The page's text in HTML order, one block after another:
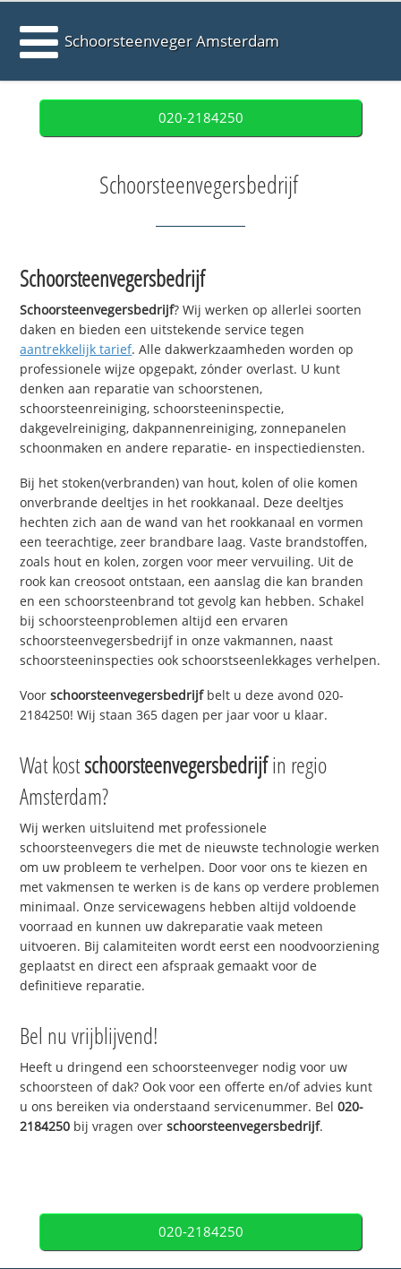
Schoorsteenveger Amsterdam
020-2184250
Schoorsteenvegersbedrijf
Schoorsteenvegersbedrijf
Schoorsteenvegersbedrijf? Wij werken op allerlei soorten
daken en bieden een uitstekende service tegen
aantrekkelijk tarief. Alle dakwerkzaamheden worden op
professionele wijze opgepakt, zónder overlast. U kunt
denken aan reparatie van schoorstenen,
schoorsteenreiniging, schoorsteeninspectie,
dakgevelreiniging, dakpannenreiniging, zonnepanelen
schoonmaken en andere reparatie- en inspectiediensten.
Bij het stoken(verbranden) van hout, kolen of olie komen
onverbrande deeltjes in het rookkanaal. Deze deeltjes
hechten zich aan de wand van het rookkanaal en vormen
een teerachtige, zeer brandbare laag. Vaste brandstoffen,
zoals hout en kolen, zorgen voor meer vervuiling. Uit de
rook kan creosoot ontstaan, een aanslag die kan branden
en een schoorsteenbrand tot gevolg kan hebben. Schakel
bij schoorsteenproblemen altijd een ervaren
schoorsteenvegersbedrijf in onze vakmannen, naast
schoorsteeninspecties ook schoorstseenlekkages verhelpen.
Voorschoorsteenvegersbedrijfbelt u deze avond 020-
2184250! Wij staan 365 dagen per jaar voor u klaar.
Wat kostschoorsteenvegersbedrijfin regio
Amsterdam?
Wij werken uitsluitend met professionele
schoorsteenvegers die met de nieuwste technologie werken
om uw probleem te verhelpen. Door voor ons te kiezen en
met vakmensen te werken is de kans op verdere problemen
minimaal. Onze servicewagens hebben altijd voldoende
voorraad en kunnen uw dakreparatie vaak meteen
uitvoeren. Bij calamiteiten wordt eerst een noodvoorziening
geplaatst en direct een afspraak gemaakt voor de
definitieve reparatie.
Bel nu vrijblijvend!
Heeft u dringend een schoorsteenveger nodig voor uw
schoorsteen of dak? Ook voor een offerte en/of advies kunt
u ons bereiken via onderstaand servicenummer. Bel020-
2184250 bij vragen overschoorsteenvegersbedrijf.
020-2184250